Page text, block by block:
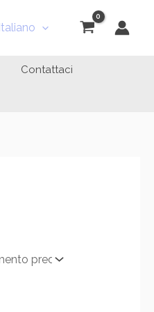
Italiano
Contattaci